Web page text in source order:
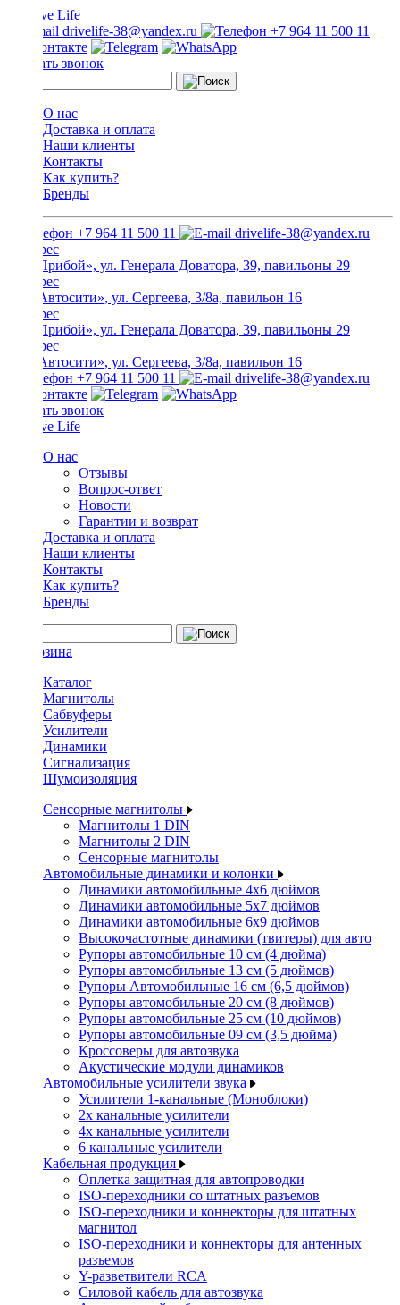
drivelife-38@yandex.ru +7 964 11 500 11
Заказать звонок
О нас
Доставка и оплата
Наши клиенты
Контакты
Как купить?
Бренды
+7 964 11 500 11 drivelife-38@yandex.ru
ТЦ «Прибой», ул. Генерала Доватора, 39, павильоны 29
ТЦ «Автосити», ул. Сергеева, 3/8а, павильон 16
ТЦ «Прибой», ул. Генерала Доватора, 39, павильоны 29
ТЦ «Автосити», ул. Сергеева, 3/8а, павильон 16
+7 964 11 500 11
drivelife-38@yandex.ru
Заказать звонок
О нас
Отзывы
Вопрос-ответ
Новости
Гарантии и возврат
Доставка и оплата
Наши клиенты
Контакты
Как купить?
Бренды
Каталог
Магнитолы
Сабвуферы
Усилители
Динамики
Сигнализация
Шумоизоляция
Сенсорные магнитолы
Магнитолы 1 DIN
Магнитолы 2 DIN
Сенсорные магнитолы
Автомобильные динамики и колонки
Динамики автомобильные 4x6 дюймов
Динамики автомобильные 5x7 дюймов
Динамики автомобильные 6x9 дюймов
Высокочастотные динамики (твитеры) для авто
Рупоры автомобильные 10 см (4 дюйма)
Рупоры автомобильные 13 см (5 дюймов)
Рупоры Автомобильные 16 см (6,5 дюймов)
Рупоры автомобильные 20 см (8 дюймов)
Рупоры автомобильные 25 см (10 дюймов)
Рупоры автомобильные 09 см (3,5 дюйма)
Кроссоверы для автозвука
Акустические модули динамиков
Автомобильные усилители звука
Усилители 1-канальные (Моноблоки)
2х канальные усилители
4х канальные усилители
6 канальные усилители
Кабельная продукция
Оплетка защитная для автопроводки
ISO-переходники со штатных разъемов
ISO-переходники и коннекторы для штатных
магнитол
ISO-переходники и коннекторы для антенных
разъемов
Y-разветвители RCA
Силовой кабель для автозвука